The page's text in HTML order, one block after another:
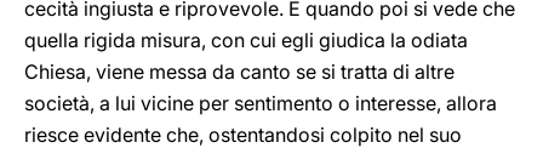
cecità ingiusta e riprovevole. E quando poi si vede che
quella rigida misura, con cui egli giudica la odiata
Chiesa, viene messa da canto se si tratta di altre
società, a lui vicine per sentimento o interesse, allora
riesce evidente che, ostentandosi colpito nel suo